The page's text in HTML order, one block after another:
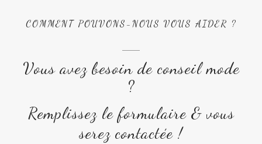
COMMENT POUVONS-NOUS VOUS AIDER ?
Vous avez besoin de conseil mode
?
Remplissez le formulaire & vous
serez contactée !